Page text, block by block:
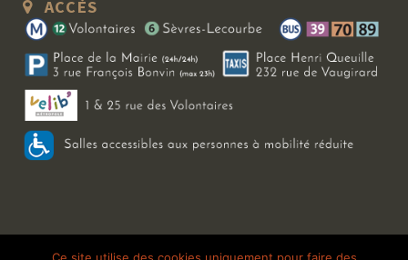
ACCÈS
Copyright 2026 Le Bal Blomet | Tous droits réservés | Mentions légales